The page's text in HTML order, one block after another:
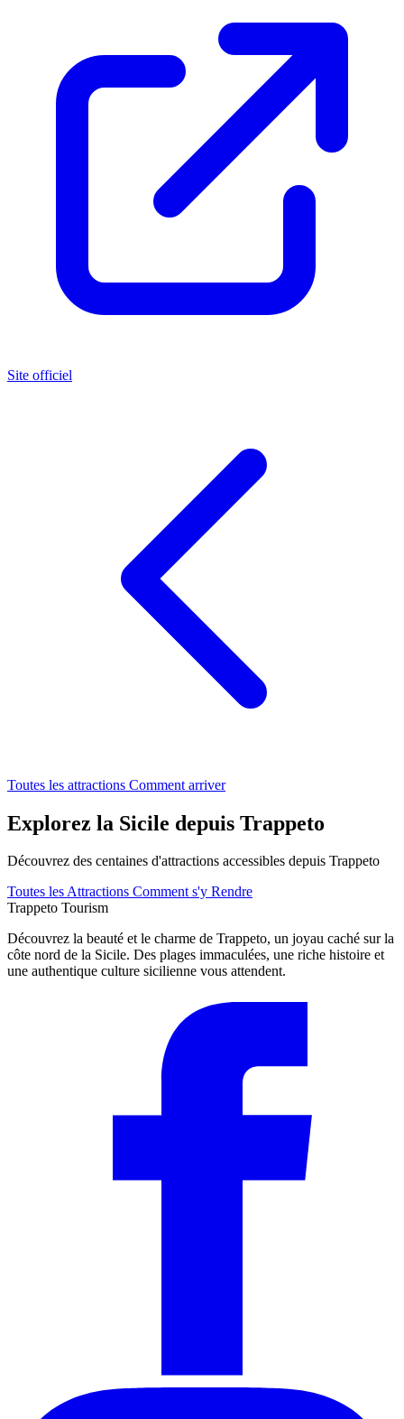
Site officiel
Toutes les attractions Comment arriver
Explorez la Sicile depuis Trappeto
Découvrez des centaines d'attractions accessibles depuis Trappeto
Toutes les Attractions Comment s'y Rendre
Trappeto Tourism
Découvrez la beauté et le charme de Trappeto, un joyau caché sur la
côte nord de la Sicile. Des plages immaculées, une riche histoire et
une authentique culture sicilienne vous attendent.